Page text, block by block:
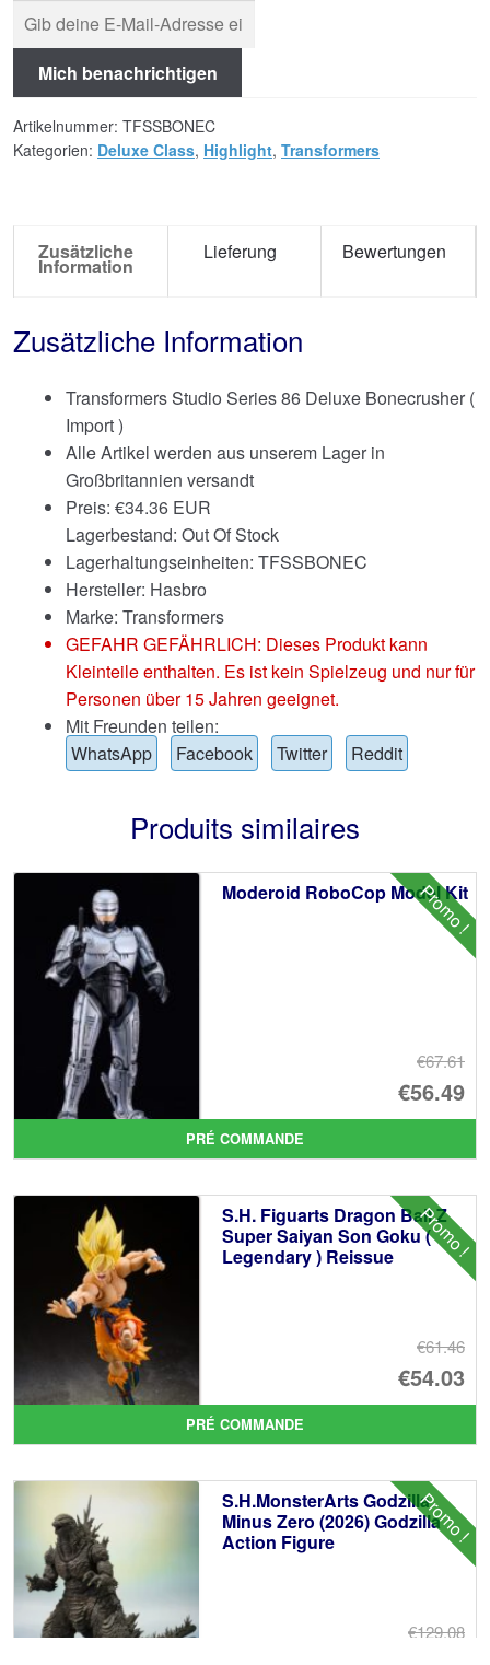
Mich benachrichtigen
Artikelnummer: TFSSBONEC
Kategorien: Deluxe Class, Highlight, Transformers
Zusätzliche
Information
Lieferung Bewertungen
Zusätzliche Information
Transformers Studio Series 86 Deluxe Bonecrusher (
Import )
Alle Artikel werden aus unserem Lager in
Großbritannien versandt
Preis: €34.36 EUR
Lagerbestand: Out Of Stock
Lagerhaltungseinheiten: TFSSBONEC
Hersteller: Hasbro
Marke: Transformers
GEFAHR GEFÄHRLICH: Dieses Produkt kann
Kleinteile enthalten. Es ist kein Spielzeug und nur für
Personen über 15 Jahren geeignet.
Mit Freunden teilen:
WhatsApp
Facebook Twitter Reddit
Produits similaires
Promo !
Moderoid RoboCop Model Kit
€67.61
Le
€56.49
Le
PRÉ COMMANDE
Promo !
S.H. Figuarts Dragon Ball Z
Super Saiyan Son Goku (
Legendary ) Reissue
€61.46
Le
€54.03
Le
PRÉ COMMANDE
Promo !
S.H.MonsterArts Godzilla
Minus Zero (2026) Godzilla
Action Figure
€129.08